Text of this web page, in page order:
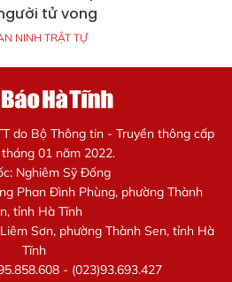
tử vong
NINH TRẬT TỰ
do Bộ Thông tin - Truyền thông cấp
01 năm 2022.
Nghiêm Sỹ Đống
Phan Đình Phùng, phường Thành
tỉnh Hà Tĩnh
Sơn, phường Thành Sen, tỉnh Hà
Tĩnh
- (023)93.693.427